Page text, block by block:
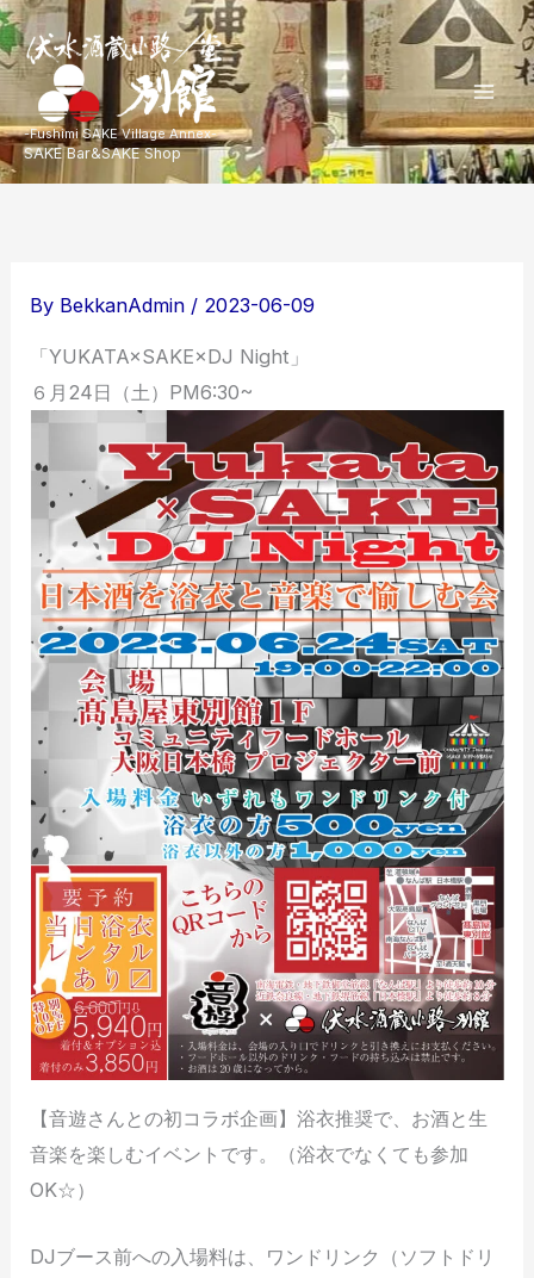
内
容
ス
キ
-Fushimi SAKE Village Annex-
SAKE Bar&SAKE Shop
By BekkanAdmin / 2023-06-09
「YUKATA×SAKE×DJ Night」
６月24日（土）PM6:30~
【音遊さんとの初コラボ企画】浴衣推奨で、お酒と生
音楽を楽しむイベントです。（浴衣でなくても参加
OK☆）
DJブース前への入場料は、ワンドリンク（ソフトドリ